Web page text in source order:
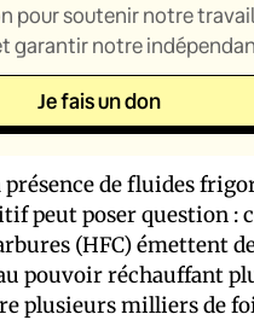
pour soutenir notre
garantir notre
Je fais un don
présence de fluides
peut poser question :
(HFC) émettent
pouvoir réchauffant
plusieurs milliers de